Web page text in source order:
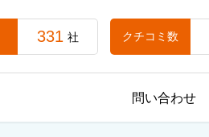
331 社 クチコミ数
問い合わせ